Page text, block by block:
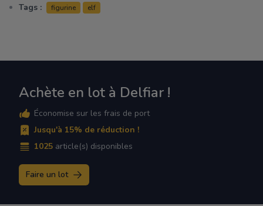
Tags :
figurine elf
Achète en lot à Delfiar !
Économise sur les frais de port
Jusqu'à 15% de réduction !
1025 article(s) disponibles
Faire un lot